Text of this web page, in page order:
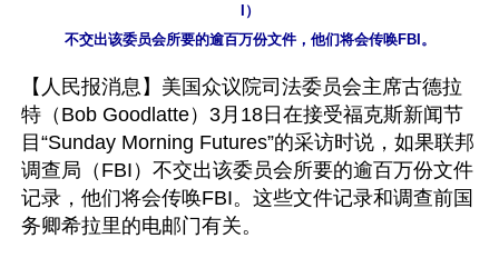
I）
【人民报消息】美国众议院司法委员会主席古德拉
特（Bob Goodlatte）3月18日在接受福克斯新闻节
目“Sunday Morning Futures”的采访时说，如果联邦
调查局（FBI）不交出该委员会所要的逾百万份文件
记录，他们将会传唤FBI。这些文件记录和调查前国
务卿希拉里的电邮门有关。